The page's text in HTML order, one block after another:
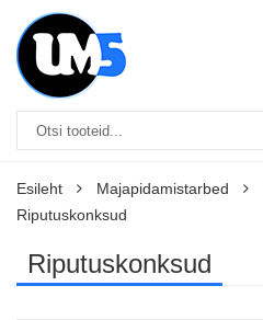
Esileht Majapidamistarbed
Riputuskonksud
Riputuskonksud